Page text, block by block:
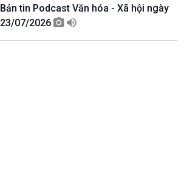
Bản tin Podcast Văn hóa - Xã hội ngày
23/07/2026